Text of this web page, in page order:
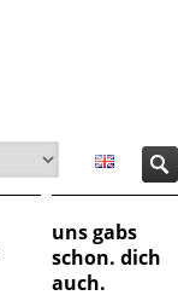
uns gabs
schon. dich
auch.